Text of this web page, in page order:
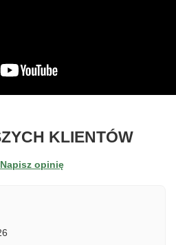
KLIENTÓWO
Napisz opinię